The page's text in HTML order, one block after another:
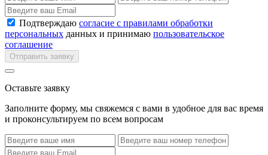
Подтверждаю согласие с правилами обработки
персональных данных и принимаю пользовательское
соглашение
Отправить заявку
Оставьте заявку
Заполните форму, мы свяжемся с вами в удобное для вас время
и проконсультируем по всем вопросам